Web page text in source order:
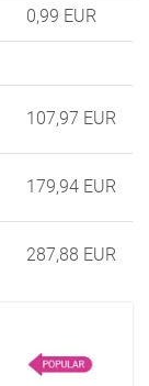
0,99 EUR
107,97 EUR
179,94 EUR
287,88 EUR